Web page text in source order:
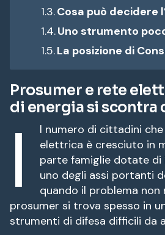
Cosa può decidere
Uno strumento
La posizione di
Prosumer e rete
di energia si scontra
I
l numero di cittadini
elettrica è cresciuto in
parte famiglie dotate
uno degli assi portanti
quando il problema
prosumer si trova spesso in
strumenti di difesa difficili da